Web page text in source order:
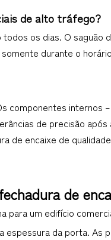
de alto tráfego?
os dias. O saguão
durante o
internos
de precisão
de encaixe de
de
para um edifício
espessura da porta. As